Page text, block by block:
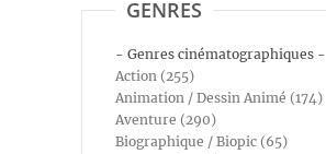
GENRES
- Genres cinématographiques -
Action (255)
Animation / Dessin Animé (174)
Aventure (290)
Biographique / Biopic (65)